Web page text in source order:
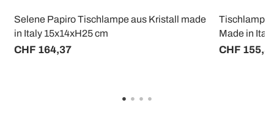
Selene Papiro Tischlampe aus Kristall made
in Italy 15x14xH25 cm
CHF 164,37
Tischlampe
Made in
CHF